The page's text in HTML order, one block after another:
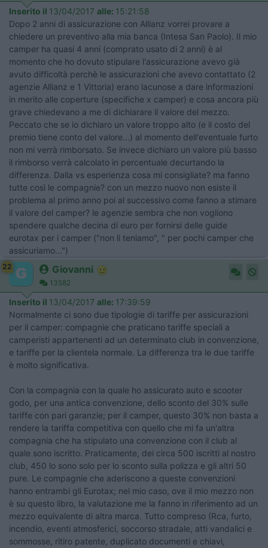
Inserito il 13/04/2017 alle: 15:21:58
Dopo 2 anni di assicurazione con Allianz vorrei provare a
chiedere un preventivo alla mia banca (Intesa San Paolo). Il mio
camper ha quasi 4 anni (comprato usato di 2 anni) è al
momento che ho dovuto stipulare l'assicurazione avevo già
avuto difficoltà perchè le assicurazioni che avevo contattato (2
agenzie Allianz e 1 Vittoria) erano lacunose a dare informazioni
in merito alle coperture (specifiche x camper) e cosa ancora più
grave chiedevano a me di dichiarare il valore del mezzo.
Peccato che se io dichiaro un valore troppo alto (e il costo del
premio tiene conto del valore...) al momento dell'eventuale furto
non mi verrà rimborsato. Se invece dichiaro un valore più basso
il rimborso verrà calcolato in percentuale decurtando la
differenza. Dalla vs esperienza cosa mi consigliate? ma fanno
tutte così le compagnie? con un mezzo nuovo non esiste il
problema al primo anno poi al successivo come fanno a stimare
il valore del camper? le agenzie sembra che non vogliono
spendere qualche decina di euro per fornirsi delle guide
eurotax per i camper ("non li teniamo", " per pochi camper che
assicuriamo...")
22 Giovanni
13582
Inserito il 13/04/2017 alle: 17:39:59
Normalmente ci sono due tipologie di tariffe per assicurazioni
per il camper: compagnie che praticano tariffe speciali a
camperisti appartenenti ad un determinato club in convenzione,
e tariffe per la clientela normale. La differenza tra le due tariffe
è molto significativa.
Con la compagnia con la quale ho assicurato auto e scooter
godo, per una antica convenzione, dello sconto del 30% sulle
tariffe con pari garanzie; per il camper, questo 30% non basta a
rendere la tariffa competitiva con quello che mi fa un'altra
compagnia che ha stipulato una convenzione con il club al
quale sono iscritto. Praticamente, dei circa 500 iscritti al nostro
club, 450 lo sono solo per lo sconto sulla polizza e gli altri 50
pure. Le compagnie che aderiscono a queste convenzioni
hanno entrambi gli Eurotax; nel mio caso, ove il mio mezzo non
è su questo libro, la valutazione me la fanno in riferimento ad un
mezzo equivalente di altra marca. Tutto compreso (Rca, furto,
incendio, eventi atmosferici, soccorso stradale, atti vandalici e
sommosse, ritiro patente, duplicato documenti e chiavi,